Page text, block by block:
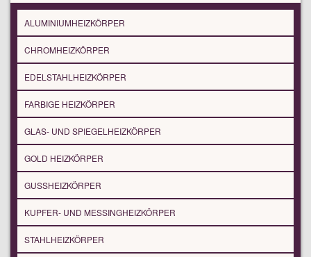
ALUMINIUMHEIZKÖRPER
CHROMHEIZKÖRPER
EDELSTAHLHEIZKÖRPER
FARBIGE HEIZKÖRPER
GLAS- UND SPIEGELHEIZKÖRPER
GOLD HEIZKÖRPER
GUSSHEIZKÖRPER
KUPFER- UND MESSINGHEIZKÖRPER
STAHLHEIZKÖRPER